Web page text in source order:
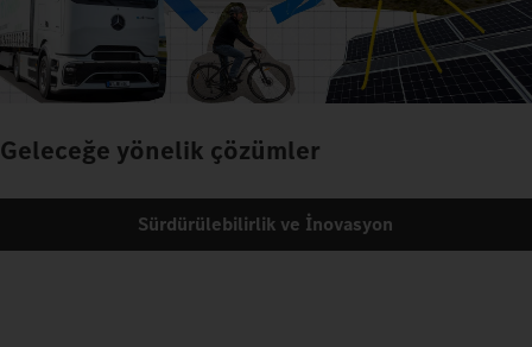
Geleceğe yönelik çözümler
Sürdürülebilirlik ve İnovasyon